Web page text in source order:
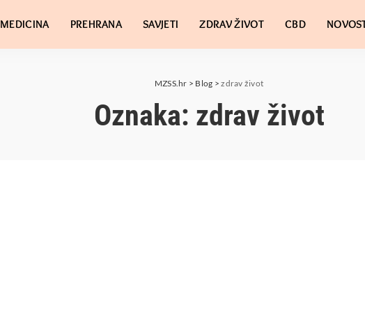
MEDICINA PREHRANA SAVJETI ZDRAV ŽIVOT CBD
MZSS.hr > Blog >zdrav život
Oznaka: zdrav život